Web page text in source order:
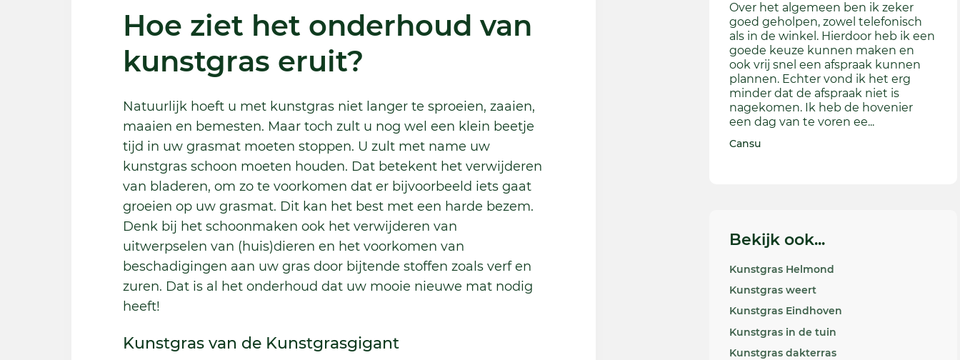
Hoe ziet het onderhoud van
kunstgras eruit?
Natuurlijk hoeft u met kunstgras niet langer te sproeien, zaaien,
maaien en bemesten. Maar toch zult u nog wel een klein beetje
tijd in uw grasmat moeten stoppen. U zult met name uw
kunstgras schoon moeten houden. Dat betekent het verwijderen
van bladeren, om zo te voorkomen dat er bijvoorbeeld iets gaat
groeien op uw grasmat. Dit kan het best met een harde bezem.
Denk bij het schoonmaken ook het verwijderen van
uitwerpselen van (huis)dieren en het voorkomen van
beschadigingen aan uw gras door bijtende stoffen zoals verf en
zuren. Dat is al het onderhoud dat uw mooie nieuwe mat nodig
heeft!
Kunstgras van de Kunstgrasgigant
Over het algemeen ben ik zeker
goed geholpen, zowel telefonisch
als in de winkel. Hierdoor heb ik een
goede keuze kunnen maken en
ook vrij snel een afspraak kunnen
plannen. Echter vond ik het erg
minder dat de afspraak niet is
nagekomen. Ik heb de hovenier
een dag van te voren ee...
Cansu
Bekijk ook...
Kunstgras Helmond
Kunstgras weert
Kunstgras Eindhoven
Kunstgras in de tuin
Kunstgras dakterras